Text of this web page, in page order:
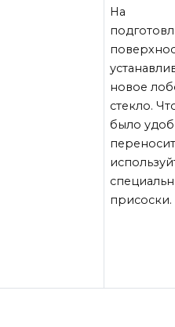
На
новое
стекло.
было
присоски.